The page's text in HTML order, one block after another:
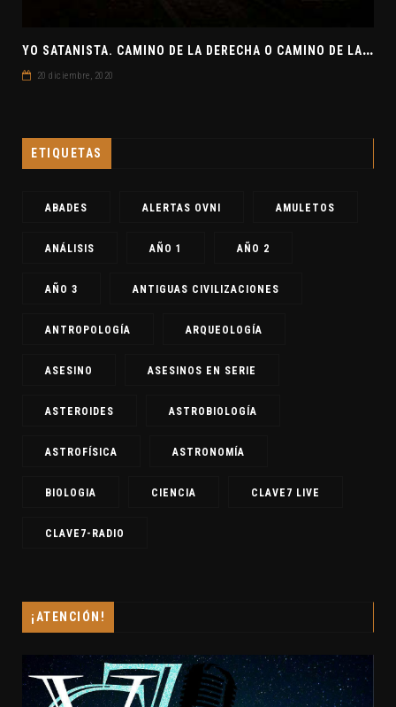
Y
O SATANISTA. CAMINO DE LA DERECHA O CAMINO DE LA IZQUIERDA. CLAVE7 NEWS
20 diciembre, 2020
ETIQUETAS
ABADES ALERTAS OVNI AMULETOS
ANÁLISIS AÑO 1 AÑO 2
AÑO 3 ANTIGUAS CIVILIZACIONES
ANTROPOLOGÍA ARQUEOLOGÍA
ASESINO ASESINOS EN SERIE
ASTEROIDES ASTROBIOLOGÍA
ASTROFÍSICA ASTRONOMÍA
BIOLOGIA CIENCIA CLAVE7 LIVE
CLAVE7-RADIO
¡ATENCIÓN!